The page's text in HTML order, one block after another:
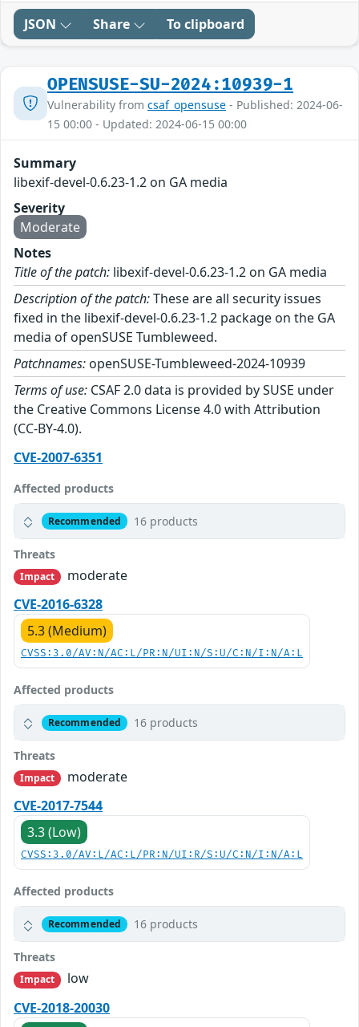
JSON Share To clipboard
OPENSUSE-SU-2024:10939-1
Vulnerability from csaf_opensuse - Published: 2024-06-
15 00:00 - Updated: 2024-06-15 00:00
Summary
libexif-devel-0.6.23-1.2 on GA media
Severity
Moderate
Notes
Title of the patch: libexif-devel-0.6.23-1.2 on GA media
Description of the patch:These are all security issues
fixed in the libexif-devel-0.6.23-1.2 package on the GA
media of openSUSE Tumbleweed.
Patchnames: openSUSE-Tumbleweed-2024-10939
Terms of use: CSAF 2.0 data is provided by SUSE under
the Creative Commons License 4.0 with Attribution
(CC-BY-4.0).
CVE-2007-6351
Affected products
Recommended 16 products
Threats
Impact
moderate
CVE-2016-6328
5.3 (Medium)
CVSS:3.0/AV:N/AC:L/PR:N/UI:N/S:U/C:N/I:N/A:L
Affected products
Recommended 16 products
Threats
Impact
moderate
CVE-2017-7544
3.3 (Low)
CVSS:3.0/AV:L/AC:L/PR:N/UI:R/S:U/C:N/I:N/A:L
Affected products
Recommended 16 products
Threats
Impact
low
CVE-2018-20030